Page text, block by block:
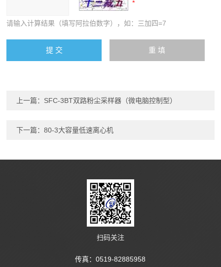
请输入计算结果（填写阿拉伯数字），如：三加四=7
上一篇： SFC-3BT双路粉尘采样器（微电脑控制型）
下一篇：80-3大容量低速离心机
扫码关注
传真：0519-82885958